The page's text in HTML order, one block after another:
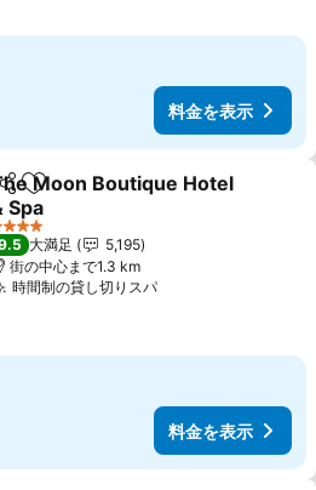
料金を表示
ェアお気に入りに追加
Moon Boutique Hotel
Spa
金を表示
ホテルのランク
大満足
5,195
街の中心まで1.3 km
時間制の貸し切りスパ料金を表示
料金を表示